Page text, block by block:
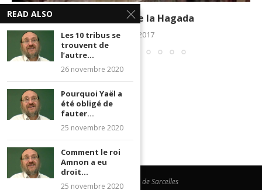
Les 4 Enfants de la Hagada
31 mars 2017
@Beth Hamidrach de Sarcelles
READ ALSO
Les 10 tribus se
trouvent de
l’autre...
26 novembre 2020
Pourquoi Yaël a
été obligé de
fauter...
25 novembre 2020
Comment le roi
Amnon a eu
droit...
25 novembre 2020